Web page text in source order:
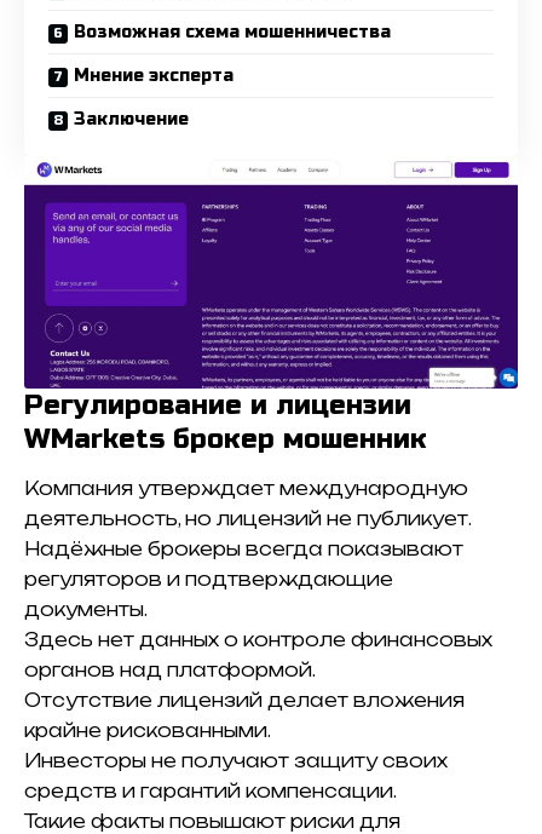
Возможная схема мошенничества
Мнение эксперта
Заключение
Регулирование и лицензии
WMarkets брокер мошенник
Компания утверждает международную
деятельность, но лицензий не публикует.
Надёжные брокеры всегда показывают
регуляторов и подтверждающие
документы.
Здесь нет данных о контроле финансовых
органов над платформой.
Отсутствие лицензий делает вложения
крайне рискованными.
Инвесторы не получают защиту своих
средств и гарантий компенсации.
Такие факты повышают риски для